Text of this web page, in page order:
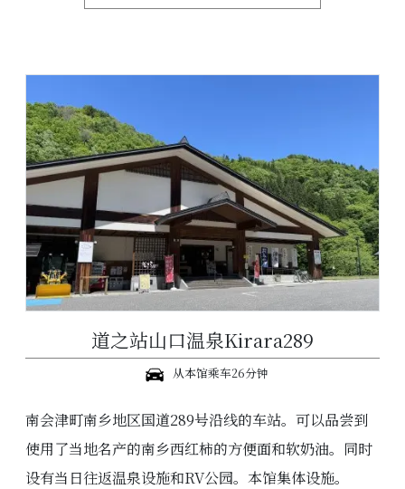
道之站山口温泉Kirara289
从本馆乘车26分钟
南会津町南乡地区国道289号沿线的车站。可以品尝到
使用了当地名产的南乡西红柿的方便面和软奶油。同时
设有当日往返温泉设施和RV公园。本馆集体设施。